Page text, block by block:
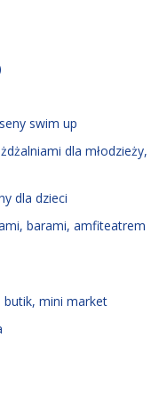
swim up
dla młodzieży,
dla dzieci
barami, amfiteatrem
butik, mini market